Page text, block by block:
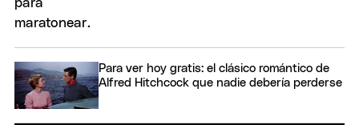
Para ver hoy gratis: el clásico romántico de
Alfred Hitchcock que nadie debería perderse